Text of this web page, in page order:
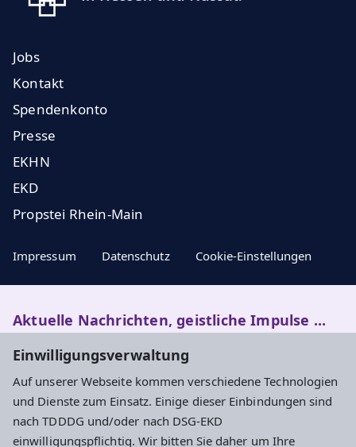
Einwilligungsverwaltung
Auf unserer Webseite kommen verschiedene Technologien
und Dienste zum Einsatz. Einige dieser Einbindungen sind
nach TDDDG und/oder nach DSG-EKD
einwilligungspflichtig. Wir bitten Sie daher um Ihre
Jobs
Kontakt
Spendenkonto
Presse
EKHN
EKD
Propstei Rhein-Main
Impressum Datenschutz Cookie-Einstellungen
Aktuelle Nachrichten, geistliche Impulse ...
Newsletter entdecken
Evangelisches Dekanat Kronberg